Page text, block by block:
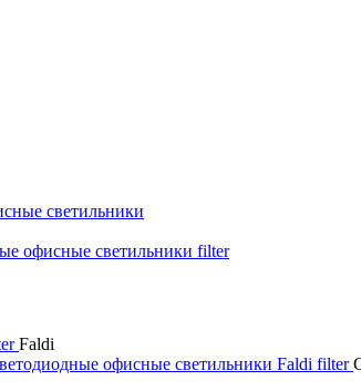
светильники
офисные светильники filter
Faldi
офисные светильники Faldi filter